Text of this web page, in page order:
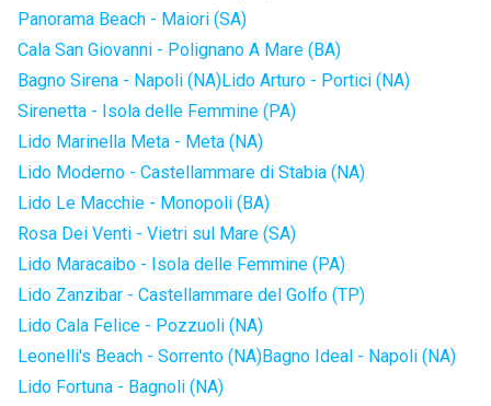
Panorama Beach - Maiori (SA)
Cala San Giovanni - Polignano A Mare (BA)
Bagno Sirena - Napoli (NA)Lido Arturo - Portici (NA)
Sirenetta - Isola delle Femmine (PA)
Lido Marinella Meta - Meta (NA)
Lido Moderno - Castellammare di Stabia (NA)
Lido Le Macchie - Monopoli (BA)
Rosa Dei Venti - Vietri sul Mare (SA)
Lido Maracaibo - Isola delle Femmine (PA)
Lido Zanzibar - Castellammare del Golfo (TP)
Lido Cala Felice - Pozzuoli (NA)
Leonelli's Beach - Sorrento (NA)Bagno Ideal - Napoli (NA)
Lido Fortuna - Bagnoli (NA)